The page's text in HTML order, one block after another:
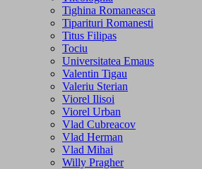
Tighina Romaneasca
Tiparituri Romanesti
Titus Filipas
Tociu
Universitatea Emaus
Valentin Tigau
Valeriu Sterian
Viorel Ilisoi
Viorel Urban
Vlad Cubreacov
Vlad Herman
Vlad Mihai
Willy Pragher